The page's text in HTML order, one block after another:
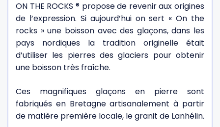
ON THE ROCKS ® propose de revenir aux origines
de l’expression. Si aujourd’hui on sert « On the
rocks » une boisson avec des glaçons, dans les
pays nordiques la tradition originelle était
d’utiliser les pierres des glaciers pour obtenir
une boisson très fraîche.
Ces magnifiques glaçons en pierre sont
fabriqués en Bretagne artisanalement à partir
de matière première locale, le granit de Lanhélin.